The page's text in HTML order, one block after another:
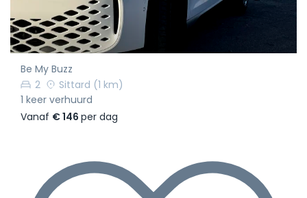
Be My Buzz
2
Sittard (1 km)
1 keer verhuurd
Vanaf € 146 per dag